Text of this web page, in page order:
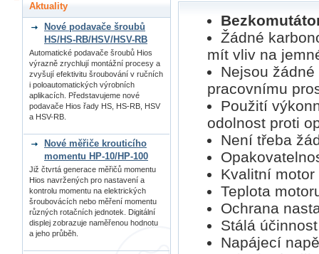
Žádné
mít vliv na
Nejsou
pracovnímu
Použití
odolnost proti
Není třeba
Kvalitní
Teplota
Ochrana
Stálá
Napájecí
Aktuality
Nové podavače šroubů
HS/HS-RB/HSV/HSV-RB
Automatické podavače šroubů Hios
výrazně zrychlují montážní procesy a
zvyšují efektivitu šroubování v ručních
i poloautomatických výrobních
aplikacích. Představujeme nové
podavače Hios řady HS, HS-RB, HSV
a HSV-RB.
Nové měřiče krouticího
momentu HP-10/HP-100
Již čtvrtá generace měřičů momentu
Hios navržených pro nastavení a
kontrolu momentu na elektrických
šroubovácích nebo měření momentu
různých rotačních jednotek. Digitální
displej zobrazuje naměřenou hodnotu
a jeho průběh.